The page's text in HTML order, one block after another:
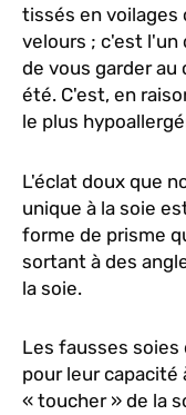
tissés en
velours ; c'est l'un
de vous garder au
été. C'est, en
le plus
L'éclat doux que
unique à la soie
forme de prisme
sortant à des
la soie.
Les fausses
pour leur capacité
« toucher » de la